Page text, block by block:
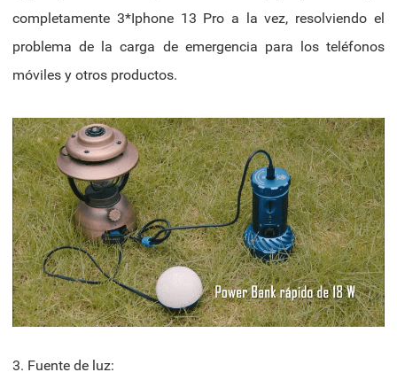
completamente 3*Iphone 13 Pro a la vez, resolviendo el
problema de la carga de emergencia para los teléfonos
móviles y otros productos.
3. Fuente de luz: